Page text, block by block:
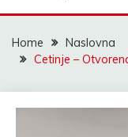
Home
Naslovna
Cetinje –